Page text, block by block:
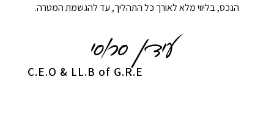
הנכס, בליווי מלא לאורך כל התהליך, עד להגשמת המטרה.
C.E.O & LL.B of G.R.E